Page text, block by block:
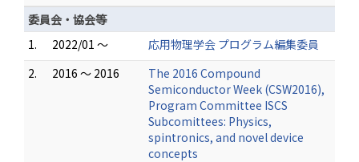
委員会・協会等
1.
2022/01 ～
応用物理学会 プログラム編集委員
2.
2016 ～ 2016
The 2016 Compound
Semiconductor Week (CSW2016),
Program Committee ISCS
Subcomittees: Physics,
spintronics, and novel device
concepts